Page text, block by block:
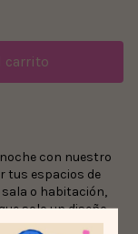
con nuestro
tus espacios de
o habitación,
solo un diseño